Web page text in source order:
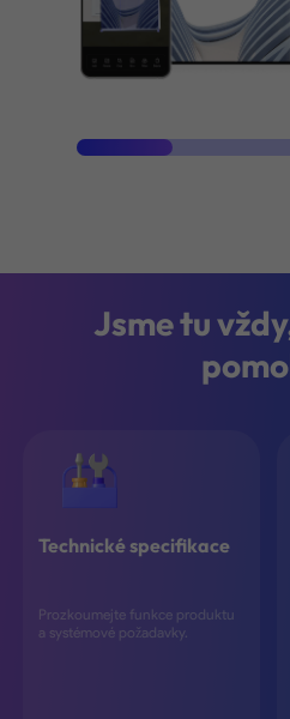
Jsme tu
Technické specifikace
Prozkoumejte funkce produktu
a systémové požadavky.